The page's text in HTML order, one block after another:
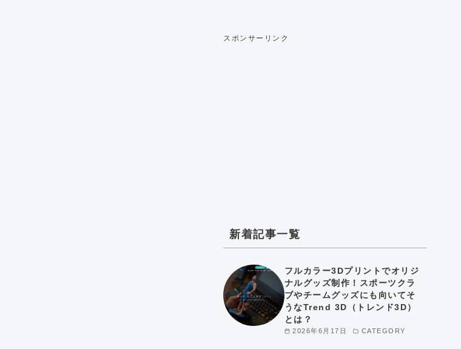
スポンサーリンク
新着記事一覧
2026年6月17日 CATEGORY
フルカラー3Dプリントでオリジ
ナルグッズ制作！スポーツクラ
ブやチームグッズにも向いてそ
うなTrend 3D（トレンド3D）
とは？